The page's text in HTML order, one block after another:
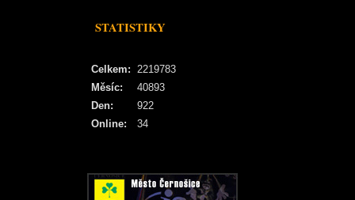
STATISTIKY
Online: 34
Celkem: 2219783
Měsíc:
40893
Den:
922